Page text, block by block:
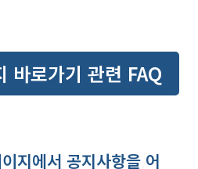
바로가기 관련 FAQ
지에서 공지사항을 어